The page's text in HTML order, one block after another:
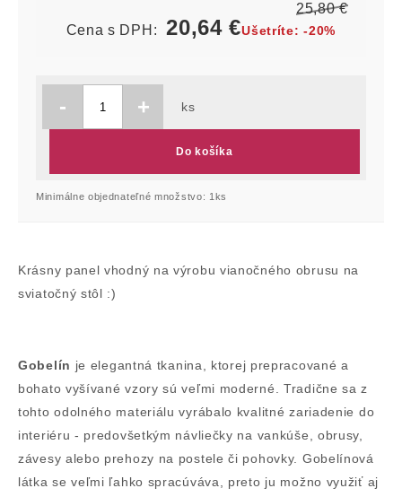
25,80€
Cena s DPH:
20,64€Ušetríte: -20%
- + ks
Do košíka
Minimálne objednateľné množstvo: 1ks
Krásny panel vhodný na výrobu vianočného obrusu na
sviatočný stôl :)
Gobelín je elegantná tkanina, ktorej prepracované a
bohato vyšívané vzory sú veľmi moderné. Tradične sa z
tohto odolného materiálu vyrábalo kvalitné zariadenie do
interiéru - predovšetkým návliečky na vankúše, obrusy,
závesy alebo prehozy na postele či pohovky. Gobelínová
látka se veľmi ľahko spracúváva, preto ju možno využiť aj